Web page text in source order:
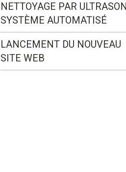
NETTOYAGE PAR ULTRASON
SYSTÈME AUTOMATISÉ
LANCEMENT DU NOUVEAU
SITE WEB